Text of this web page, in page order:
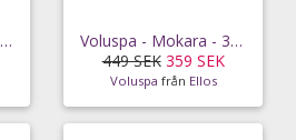
Voluspa - French Cade & Lavender - 3 Wick Candle in Decorative Tin 40h
Voluspa - Mokara - 3 Wick Candle in Decorative Tin 40h
449 SEK 359 SEK
Voluspa från Ellos